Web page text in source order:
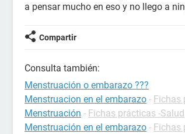
a pensar mucho en eso y no llego a
Compartir
Consulta también:
Menstruación o embarazo ???
Menstruacion en el embarazo - Fichas
Menstruación - Fichas prácticas -Salud
Menstruación en el embarazo - Fichas